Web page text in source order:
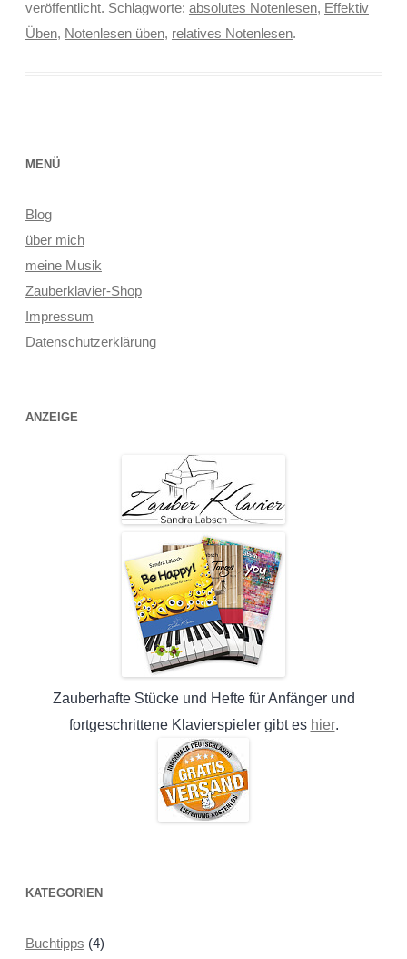
veröffentlicht. Schlagworte: absolutes Notenlesen, Effektiv
Üben, Notenlesen üben, relatives Notenlesen.
MENÜ
Blog
über mich
meine Musik
Zauberklavier-Shop
Impressum
Datenschutzerklärung
ANZEIGE
Zauberhafte Stücke und Hefte für Anfänger und
fortgeschrittene Klavierspieler gibt es hier.
KATEGORIEN
Buchtipps (4)